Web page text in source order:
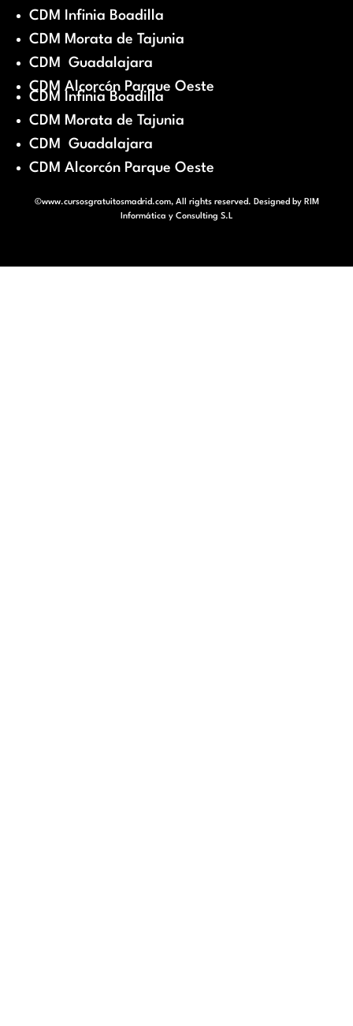
CDM Infinia Boadilla
CDM Morata de Tajunia
CDM Guadalajara
CDM Alcorcón Parque Oeste
CDM Infinia Boadilla
CDM Morata de Tajunia
CDM Guadalajara
CDM Alcorcón Parque Oeste
©www.cursosgratuitosmadrid.com, All rights reserved. Designed by RIM
Informática y Consulting S.L